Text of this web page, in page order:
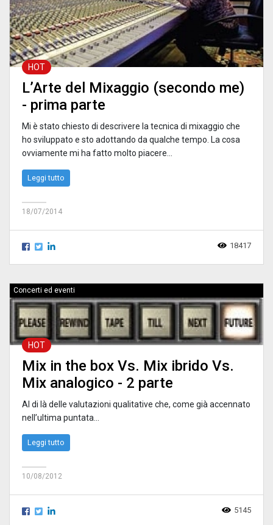
HOT
L’Arte del Mixaggio (secondo me)
- prima parte
Mi è stato chiesto di descrivere la tecnica di mixaggio che
ho sviluppato e sto adottando da qualche tempo. La cosa
ovviamente mi ha fatto molto piacere...
Leggi tutto
18/07/2014
18417
Concerti ed eventi
HOT
Mix in the box Vs. Mix ibrido Vs.
Mix analogico - 2 parte
Al di là delle valutazioni qualitative che, come già accennato
nell’ultima puntata...
Leggi tutto
10/08/2012
5145